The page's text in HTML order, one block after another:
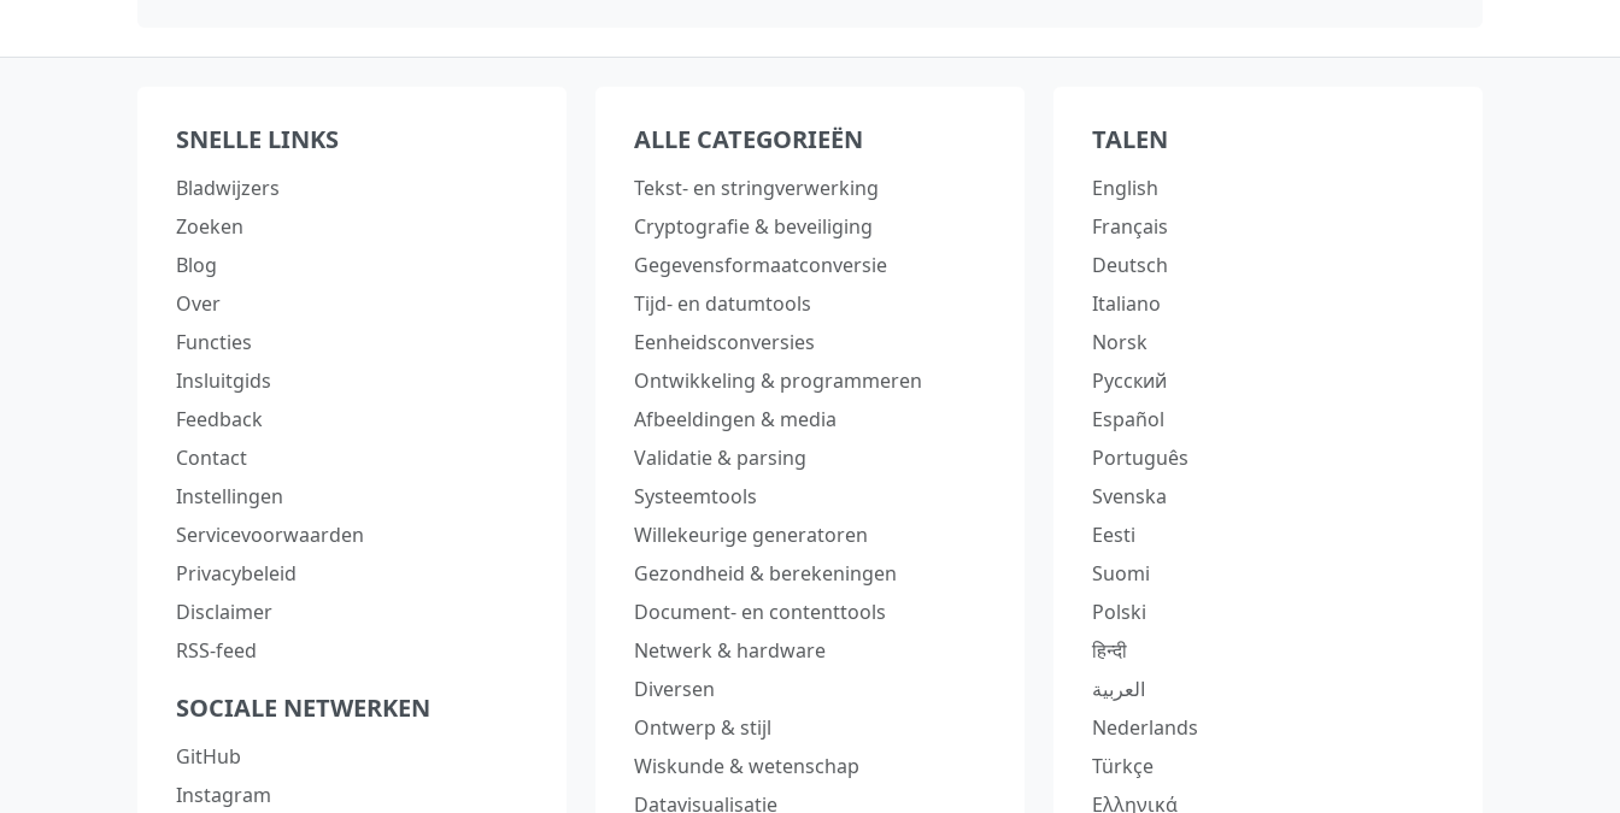
SNELLE LINKS
Bladwijzers
Zoeken
Blog
Over
Functies
Insluitgids
Feedback
Contact
Instellingen
Servicevoorwaarden
Privacybeleid
Disclaimer
RSS-feed
SOCIALE NETWERKEN
GitHub
Instagram
ALLE CATEGORIEËN
Tekst‑ en stringverwerking
Cryptografie & beveiliging
Gegevensformaatconversie
Tijd‑ en datumtools
Eenheidsconversies
Ontwikkeling & programmeren
Afbeeldingen & media
Validatie & parsing
Systeemtools
Willekeurige generatoren
Gezondheid & berekeningen
Document‑ en contenttools
Netwerk & hardware
Diversen
Ontwerp & stijl
Wiskunde & wetenschap
Datavisualisatie
TALEN
English
Français
Deutsch
Italiano
Norsk
Русский
Español
Português
Svenska
Eesti
Suomi
Polski
हिन्दी
العربية
Nederlands
Türkçe
Ελληνικά